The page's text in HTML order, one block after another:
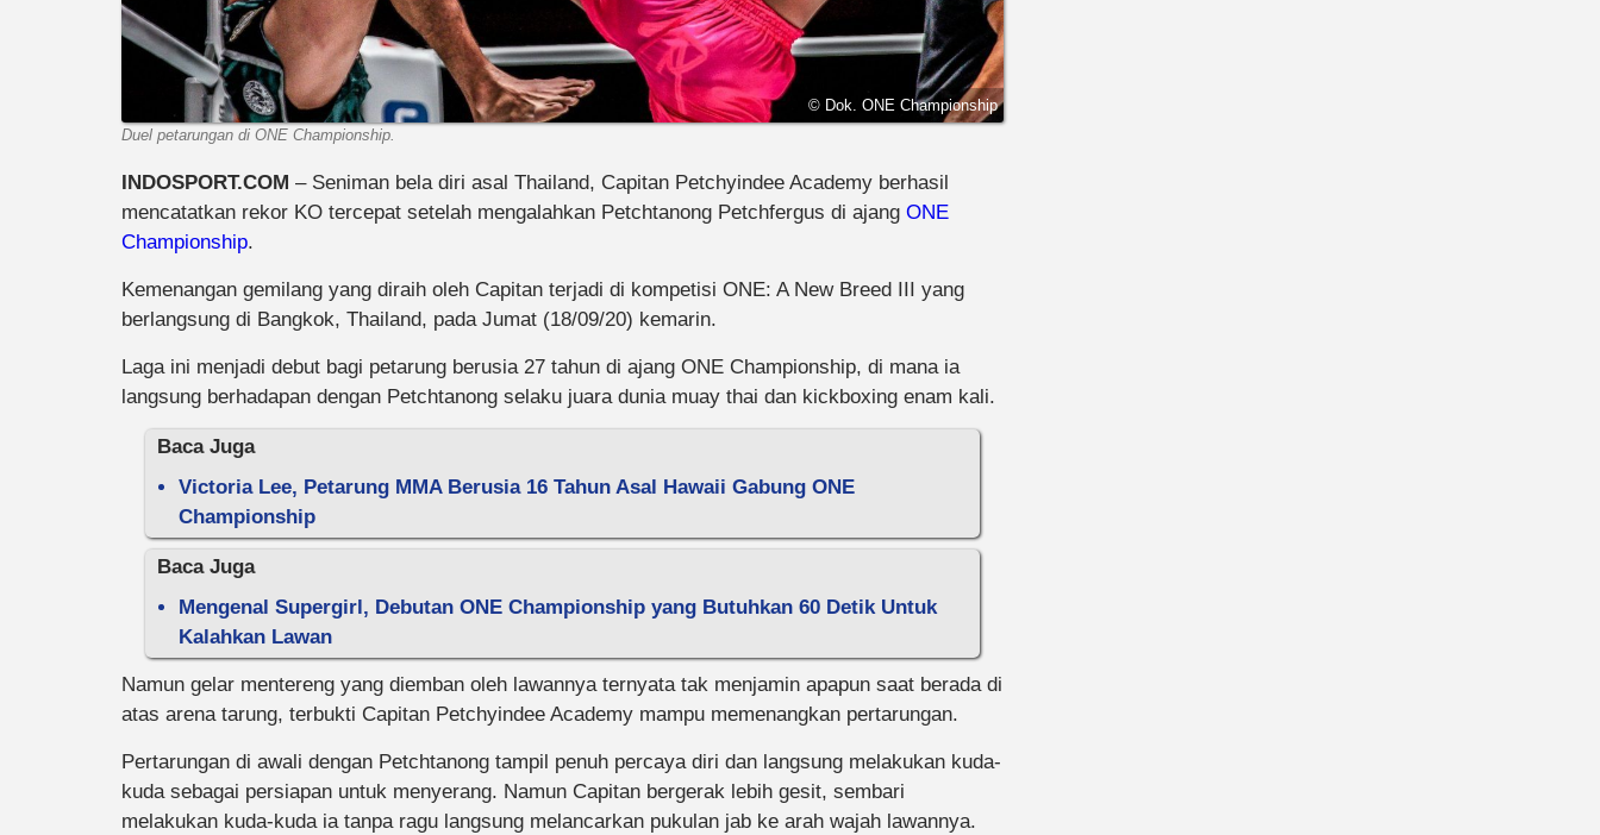
© Dok. ONE Championship
Duel petarungan di ONE Championship.
INDOSPORT.COM – Seniman bela diri asal Thailand, Capitan Petchyindee Academy berhasil
mencatatkan rekor KO tercepat setelah mengalahkan Petchtanong Petchfergus di ajang ONE
Championship.
Kemenangan gemilang yang diraih oleh Capitan terjadi di kompetisi ONE: A New Breed III yang
berlangsung di Bangkok, Thailand, pada Jumat (18/09/20) kemarin.
Laga ini menjadi debut bagi petarung berusia 27 tahun di ajang ONE Championship, di mana ia
langsung berhadapan dengan Petchtanong selaku juara dunia muay thai dan kickboxing enam kali.
Baca Juga
Victoria Lee, Petarung MMA Berusia 16 Tahun Asal Hawaii Gabung ONE
Championship
Baca Juga
Mengenal Supergirl, Debutan ONE Championship yang Butuhkan 60 Detik Untuk
Kalahkan Lawan
Namun gelar mentereng yang diemban oleh lawannya ternyata tak menjamin apapun saat berada di
atas arena tarung, terbukti Capitan Petchyindee Academy mampu memenangkan pertarungan.
Pertarungan di awali dengan Petchtanong tampil penuh percaya diri dan langsung melakukan kuda-
kuda sebagai persiapan untuk menyerang. Namun Capitan bergerak lebih gesit, sembari
melakukan kuda-kuda ia tanpa ragu langsung melancarkan pukulan jab ke arah wajah lawannya.